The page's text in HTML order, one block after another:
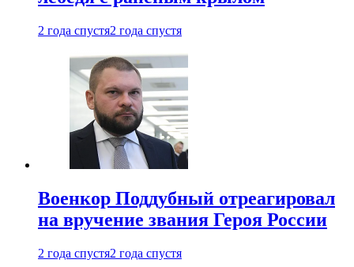
2 года спустя2 года спустя
Военкор Поддубный отреагировал
на вручение звания Героя России
2 года спустя2 года спустя